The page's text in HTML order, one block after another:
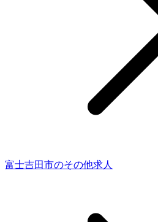
富士吉田市のその他求人